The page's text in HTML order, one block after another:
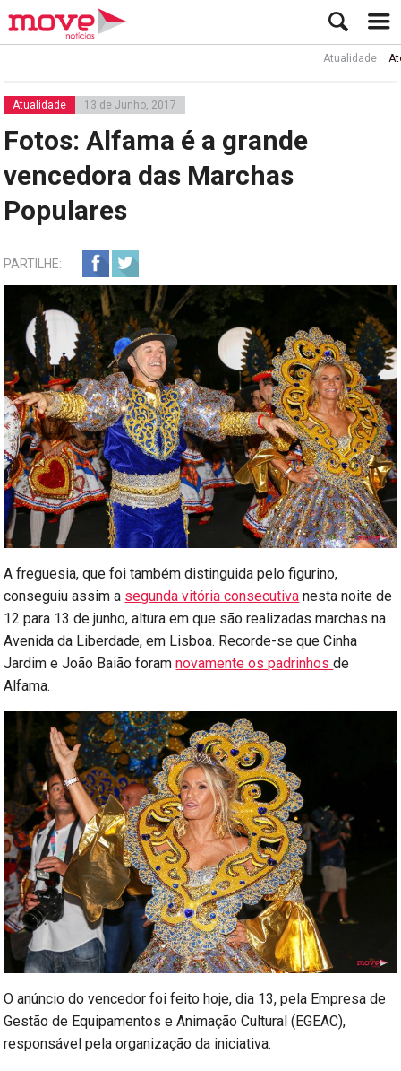
Atualidade Ator
Atualidade 13 de Junho, 2017
Fotos: Alfama é a grande
vencedora das Marchas
Populares
PARTILHE:
A freguesia, que foi também distinguida pelo figurino,
conseguiu assim a segunda vitória consecutiva nesta noite de
12 para 13 de junho, altura em que são realizadas marchas na
Avenida da Liberdade, em Lisboa. Recorde-se que Cinha
Jardim e João Baião foramnovamente os padrinhosde
Alfama.
O anúncio do vencedor foi feito hoje, dia 13, pela Empresa de
Gestão de Equipamentos e Animação Cultural (EGEAC),
responsável pela organização da iniciativa.